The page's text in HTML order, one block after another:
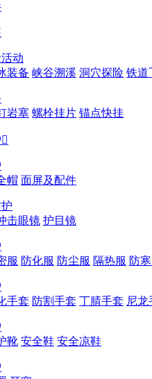
动
装备 峡谷溯溪 洞穴探险 铁道
岩塞 螺栓挂片 锚点快挂

帽 面屏及配件
击眼镜 护目镜
服 防化服 防尘服 隔热服 防
手套 防割手套 丁腈手套 尼龙
靴 安全鞋 安全凉鞋